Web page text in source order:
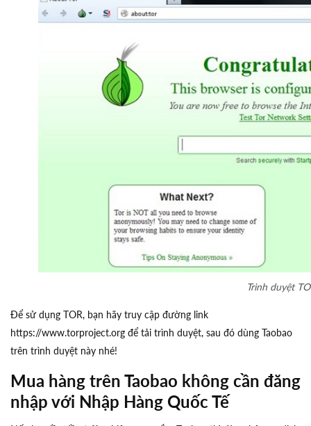
Trình duyệt
Để sử dụng TOR, bạn hãy truy cập đường link
https://www.torproject.org để tải trình duyệt, sau đó dùng Taobao
trên trình duyệt này nhé!
Mua hàng trên Taobao không cần đăng
nhập với Nhập Hàng Quốc Tế